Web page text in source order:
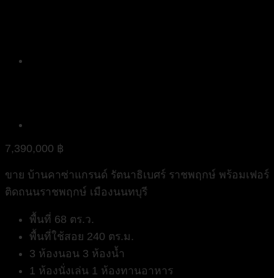
7,390,000 ฿
ขาย บ้านคาซ่าแกรนด์ รัตนาธิเบศร์ ราชพฤกษ์ พร้อมเฟอร์
ติดถนนราชพฤกษ์ เมืองนนทบุรี
พื้นที่ 68 ตร.ว.
พื้นที่ใช้สอย 240 ตร.ม.
3 ห้องนอน 3 ห้องน้ำ
1 ห้องนั่งเล่น 1 ห้องทานอาหาร